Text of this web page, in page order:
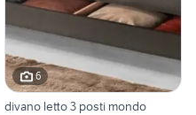
6
divano letto 3 posti mondo